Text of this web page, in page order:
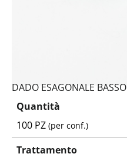
DADO ESAGONALE BASSO
Quantità
100 PZ(per conf.)
Trattamento